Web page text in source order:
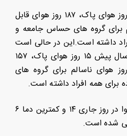
پایتخت از ابتدای سال ۲ روز هوای پاک، ۱۸۷ روز هوای قابل
برای گروه های حساس جامعه و
داشته است.این در حالی است
که تهران در مدت مشابه سال پیش ۱۵ روز هوای پاک، ۱۵۷
قابل قبول،۵۹ روز هوای ناسالم برای گروه های
همچنین بیشترین دمای هوا در روز جاری ۱۴ و کمترین دما ۶
شده است.